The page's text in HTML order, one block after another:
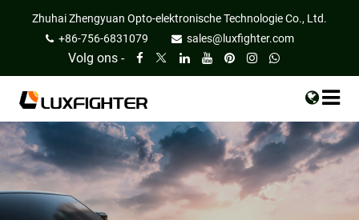
Zhuhai Zhengyuan Opto-elektronische Technologie Co., Ltd.
+86-756-6831079
sales@luxfighter.com
Volg ons -